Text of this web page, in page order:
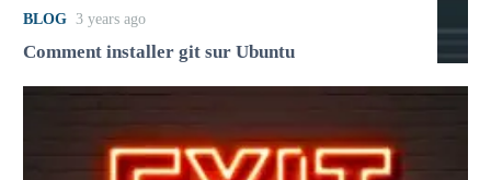
BLOG 3 years ago
Comment installer git sur Ubuntu